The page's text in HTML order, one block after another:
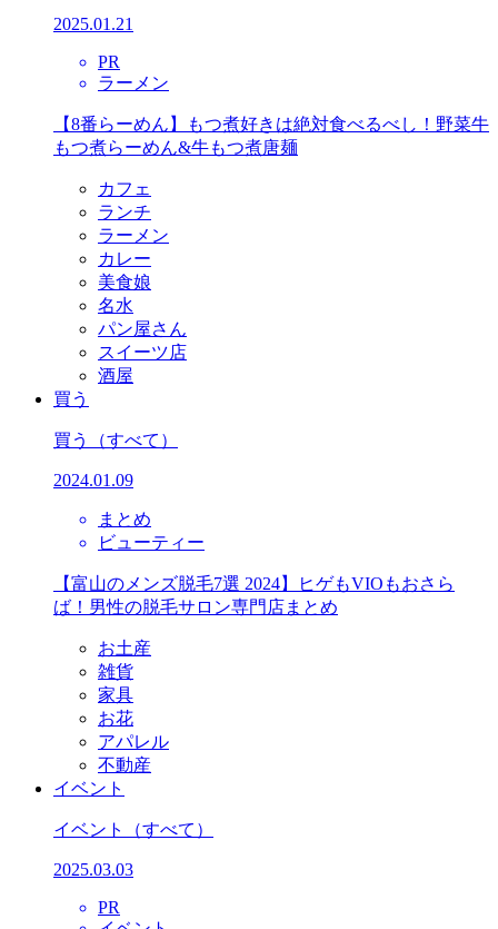
2025.01.21
PR
ラーメン
【8番らーめん】もつ煮好きは絶対食べるべし！野菜牛
もつ煮らーめん&牛もつ煮唐麺
カフェ
ランチ
ラーメン
カレー
美食娘
名水
パン屋さん
スイーツ店
酒屋
買う
買う （すべて）
2024.01.09
まとめ
ビューティー
【富山のメンズ脱毛7選 2024】ヒゲもVIOもおさら
ば！男性の脱毛サロン専門店まとめ
お土産
雑貨
家具
お花
アパレル
不動産
イベント
イベント （すべて）
2025.03.03
PR